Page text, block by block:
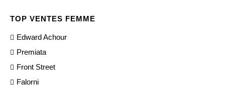
TOP VENTES FEMME
Edward Achour
Premiata
Front Street
Falorni